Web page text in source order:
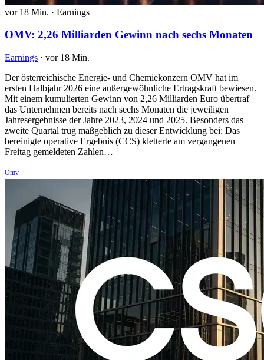
vor 18 Min. · Earnings
OMV: 2,26 Milliarden Gewinn nach sechs Monaten
Earnings · vor 18 Min.
Der österreichische Energie- und Chemiekonzern OMV hat im
ersten Halbjahr 2026 eine außergewöhnliche Ertragskraft bewiesen.
Mit einem kumulierten Gewinn von 2,26 Milliarden Euro übertraf
das Unternehmen bereits nach sechs Monaten die jeweiligen
Jahresergebnisse der Jahre 2023, 2024 und 2025. Besonders das
zweite Quartal trug maßgeblich zu dieser Entwicklung bei: Das
bereinigte operative Ergebnis (CCS) kletterte am vergangenen
Freitag gemeldeten Zahlen…
Omv